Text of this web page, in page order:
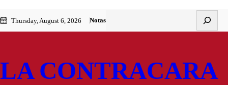
al
contenido
to
content
Thursday, August 6, 2026 Notas
LA CONTRACARA